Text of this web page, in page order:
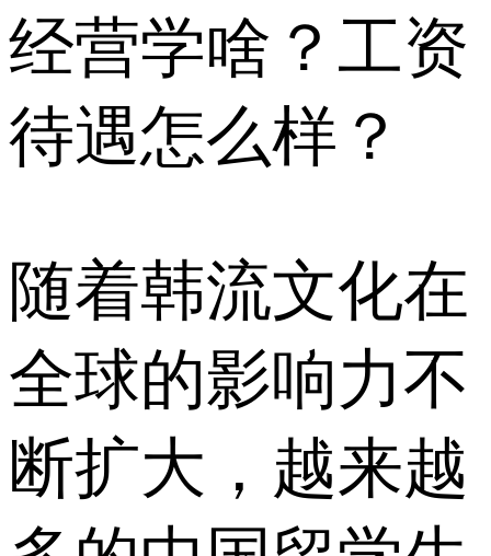
经营学啥？工资
待遇怎么样？
随着韩流文化在
全球的影响力不
断扩大，越来越